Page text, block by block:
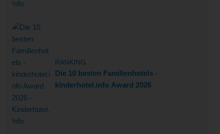
RANKING
Die 10 besten Familienhotels -
kinderhotel.info Award 2026